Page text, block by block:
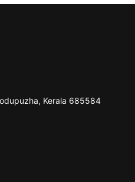
Kerala 685584